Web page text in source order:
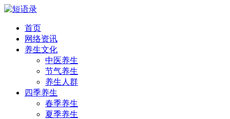
首页
网络资讯
养生文化
中医养生
节气养生
养生人群
四季养生
春季养生
夏季养生